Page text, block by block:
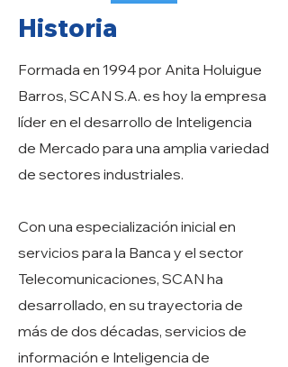
Historia
Formada en 1994 por Anita Holuigue
Barros, SCAN S.A. es hoy la empresa
líder en el desarrollo de Inteligencia
de Mercado para una amplia variedad
de sectores industriales.
Con una especialización inicial en
servicios para la Banca y el sector
Telecomunicaciones, SCAN ha
desarrollado, en su trayectoria de
más de dos décadas, servicios de
información e Inteligencia de